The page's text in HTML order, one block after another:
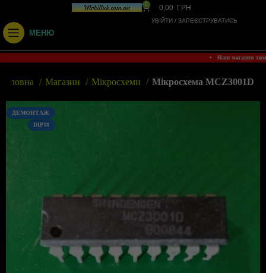
0 0,00 ГРН
УВІЙТИ / ЗАРЕЄСТРУВАТИСЬ
МЕНЮ
• Наш магазин
Головна Магазин Мікросхеми Мікросхема MCZ3001D
ДЕМОНТАЖ
DIP18